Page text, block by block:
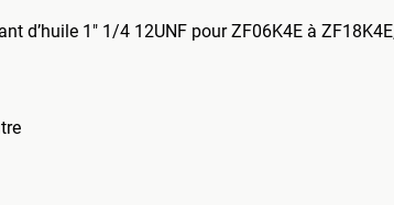
d’huile 1" 1/4 12UNF pour ZF06K4E à